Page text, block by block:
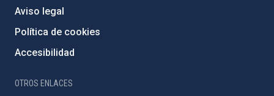
Aviso legal
Política de cookies
Accesibilidad
OTROS ENLACES